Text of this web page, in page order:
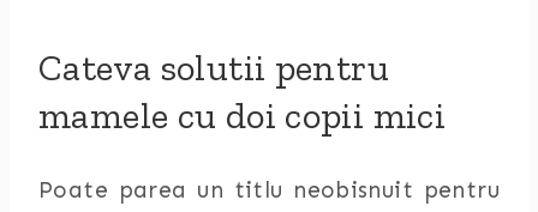
Cateva solutii pentru
mamele cu doi copii mici
Poate parea un titlu neobisnuit pentru